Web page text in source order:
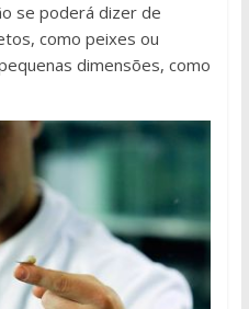
se poderá dizer de
como peixes ou
dimensões, como